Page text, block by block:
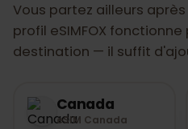
Vous partez ailleurs
profil eSIMFOX
destination — il suffit
Canada
eSIM Canada